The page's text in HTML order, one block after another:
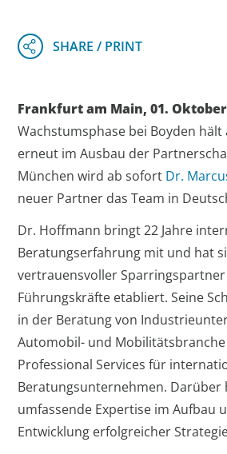
Frankfurt am Main, 01. Oktober
Wachstumsphase bei Boyden hält
erneut im Ausbau der
München wird ab sofort Dr.
neuer Partner das Team in
Dr. Hoffmann bringt 22 Jahre
Beratungserfahrung mit und hat
vertrauensvoller
Führungskräfte etabliert. Seine
in der Beratung von
Automobil- und
Professional Services für
Beratungsunternehmen. Darüber
umfassende Expertise im Aufbau
Entwicklung erfolgreicher